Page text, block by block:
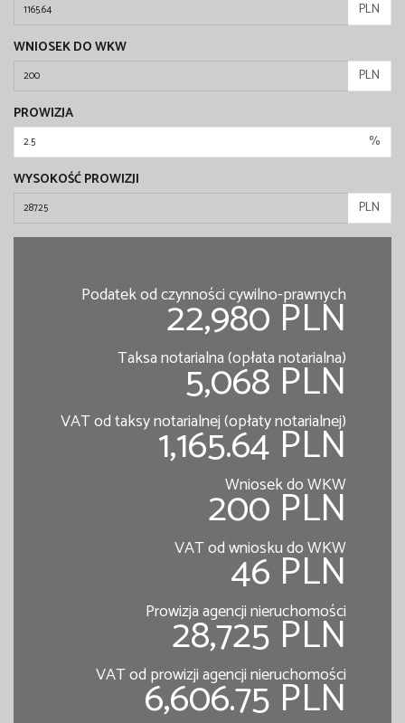
PLN
WNIOSEK DO WKW
PLN
PROWIZJA
%
WYSOKOŚĆ PROWIZJI
PLN
Podatek od czynności cywilno-prawnych
22,980 PLN
Taksa notarialna (opłata notarialna)
5,068 PLN
VAT od taksy notarialnej (opłaty notarialnej)
1,165.64 PLN
Wniosek do WKW
200 PLN
VAT od wniosku do WKW
46 PLN
Prowizja agencji nieruchomości
28,725 PLN
VAT od prowizji agencji nieruchomości
6,606.75 PLN